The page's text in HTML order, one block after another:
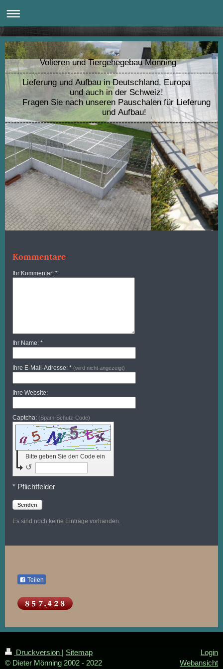
Volieren und Tiergehegebau Mönning
Lieferung und Aufbau in Deutschland, Europa
und auch in der Schweiz!
Fragen Sie nach unseren Pauschalen für Lieferung
und Aufbau!
Kommentare
Ihr Kommentar: *
Ihr Name: *
Ihre E-Mail-Adresse: * (wird nicht angezeigt)
Ihre Website:
Captcha: (Spam-Schutz-Code)
Bitte geben Sie den Code ein
↺
* Pflichtfelder
Senden
Es sind noch keine Einträge vorhanden.
Teilen
Druckversion | Sitemap
© Dieter Mönning 2002 - 2022
Login
Webansicht